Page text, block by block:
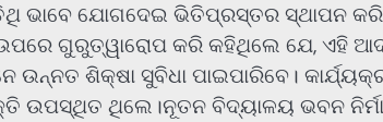
ଭାବେ ଯୋଗଦେଇ ଭିତିପ୍ରସ୍ତର ସ୍ଥାପନ
ଗୁରୁତ୍ୱାରୋପ କରି କହିଥିଲେ ଯେ, ଏହି
ଉନ୍ନତ ଶିକ୍ଷା ସୁବିଧା ପାଇପାରିବେ।
ଉପସ୍ଥିତ ଥିଲେ।ନୂତନ ବିଦ୍ୟାଳୟ ଭବନ